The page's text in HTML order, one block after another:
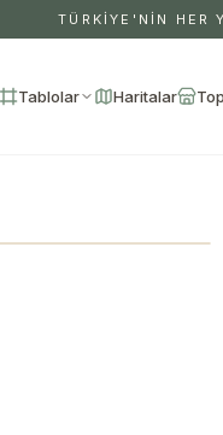
TÜRKİYE'NİN HER
Tablolar Haritalar